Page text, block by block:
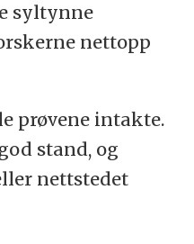
syltynne
nettopp
prøvene intakte.
stand, og
nettstedet